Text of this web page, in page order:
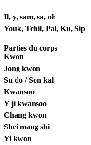
Il, y, sam, sa, oh
Youk, Tchil, Pal, Ku, Sip
Parties du corps
Kwon
Jong kwon
Su do / Son kal
Kwansoo
Y ji kwansoo
Chang kwon
Shei mang shi
Yi kwon